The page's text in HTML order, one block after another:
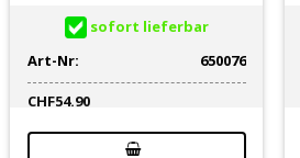
sofort lieferbar
Art-Nr:
650076
CHF54.90